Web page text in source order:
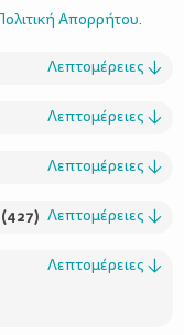
Απορρήτου.
Λεπτομέρειες ↓
Λεπτομέρειες ↓
Λεπτομέρειες ↓
(427) Λεπτομέρειες ↓
Λεπτομέρειες ↓